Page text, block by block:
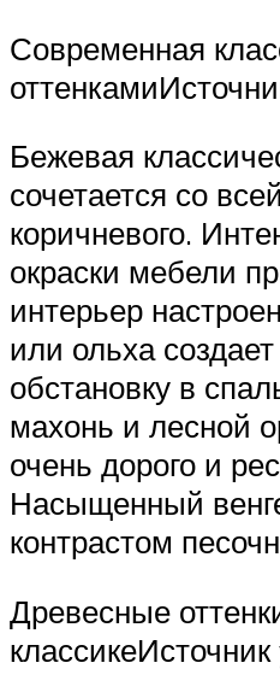
Современная
Бежевая
сочетается со
коричневого.
окраски мебели
интерьер
или ольха
обстановку в
махонь и лесной
очень дорого и
Насыщенный
контрастом
Древесные